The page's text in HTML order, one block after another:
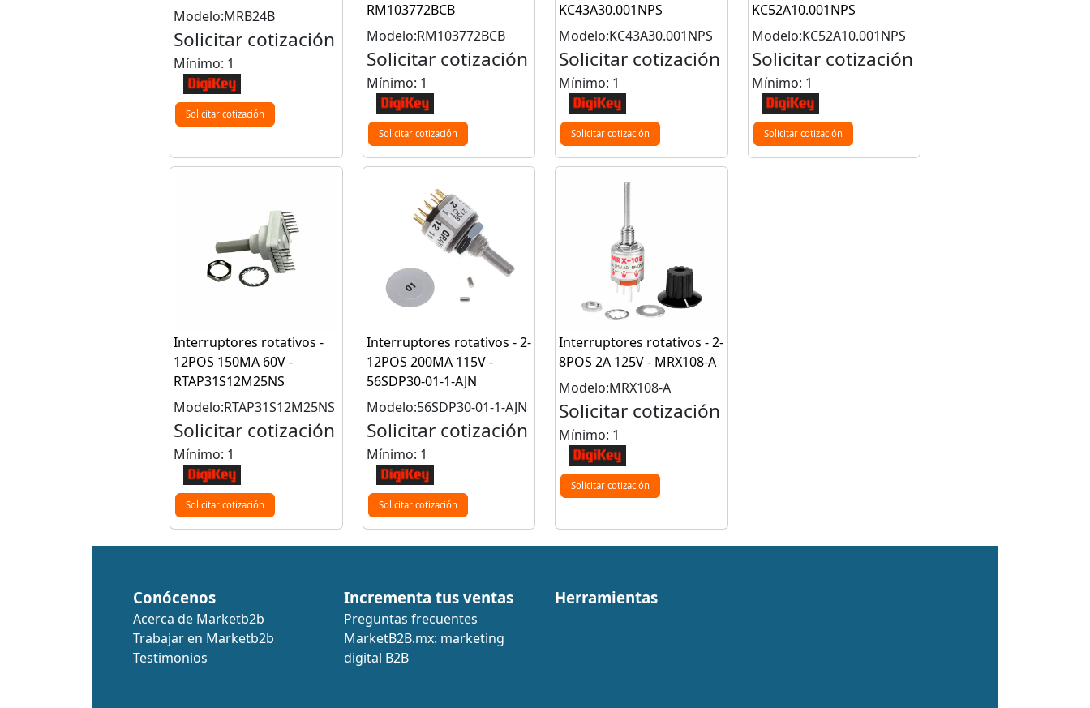
Modelo:MRB24B
Solicitar cotización
Mínimo: 1
Solicitar cotización
RM103772BCB
Modelo:RM103772BCB
Solicitar cotización
Mínimo: 1
Solicitar cotización
KC43A30.001NPS
Modelo:KC43A30.001NPS
Solicitar cotización
Mínimo: 1
Solicitar cotización
KC52A10.001NPS
Modelo:KC52A10.001NPS
Solicitar cotización
Mínimo: 1
Solicitar cotización
Interruptores rotativos -
12POS 150MA 60V -
RTAP31S12M25NS
Modelo:RTAP31S12M25NS
Solicitar cotización
Mínimo: 1
Solicitar cotización
Interruptores rotativos - 2-
12POS 200MA 115V -
56SDP30-01-1-AJN
Modelo:56SDP30-01-1-AJN
Solicitar cotización
Mínimo: 1
Solicitar cotización
Interruptores rotativos - 2-
8POS 2A 125V - MRX108-A
Modelo:MRX108-A
Solicitar cotización
Mínimo: 1
Solicitar cotización
Conócenos
Acerca de Marketb2b
Trabajar en Marketb2b
Testimonios
Incrementa tus ventas
Preguntas frecuentes
MarketB2B.mx: marketing
digital B2B
Herramientas